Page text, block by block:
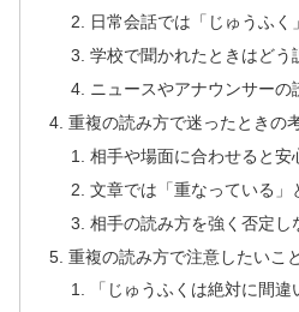
日常会話では「じゅうふく
学校で聞かれたときはどう
ニュースやアナウンサー
重複の読み方で迷ったときの
相手や場面に合わせると安
文章では「重なっている」
相手の読み方を強く否定し
重複の読み方で注意したいこと
「じゅうふくは絶対に間